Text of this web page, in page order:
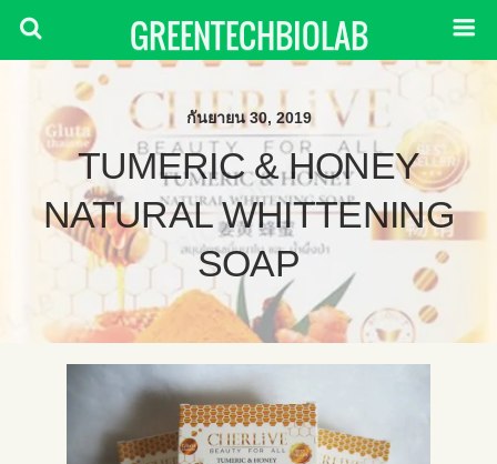
GREENTECHBIOLAB
กันยายน 30, 2019
TUMERIC & HONEY
NATURAL WHITTENING
SOAP